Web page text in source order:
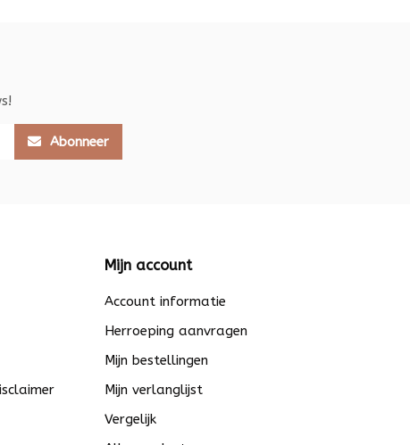
Abonneer
Mijn account
Account informatie
Herroeping aanvragen
Mijn bestellingen
Mijn verlanglijst
Vergelijk